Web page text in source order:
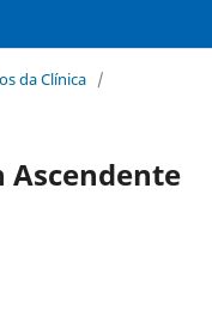
da Clínica /
Ascendente